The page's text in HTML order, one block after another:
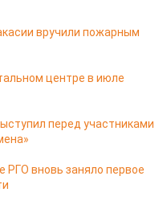
вручили пожарным
центре в июле
перед участниками
РГО вновь заняло первое